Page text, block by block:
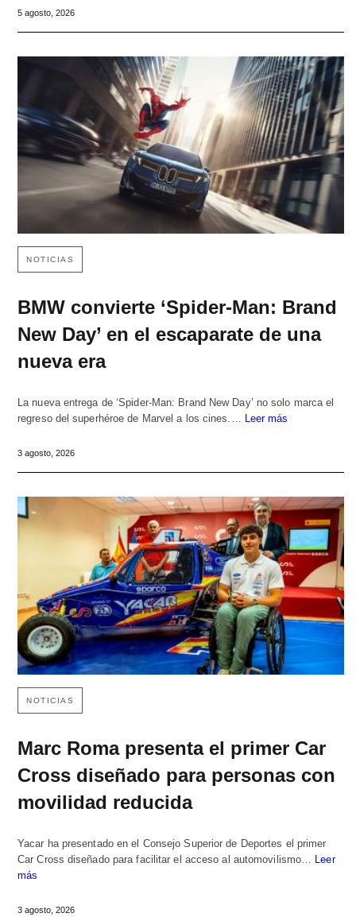
5 agosto, 2026
NOTICIAS
BMW convierte ‘Spider-Man: Brand
New Day’ en el escaparate de una
nueva era
La nueva entrega de ‘Spider-Man: Brand New Day’ no solo marca el
regreso del superhéroe de Marvel a los cines.… Leer más
3 agosto, 2026
NOTICIAS
Marc Roma presenta el primer Car
Cross diseñado para personas con
movilidad reducida
Yacar ha presentado en el Consejo Superior de Deportes el primer
Car Cross diseñado para facilitar el acceso al automovilismo… Leer
más
3 agosto, 2026